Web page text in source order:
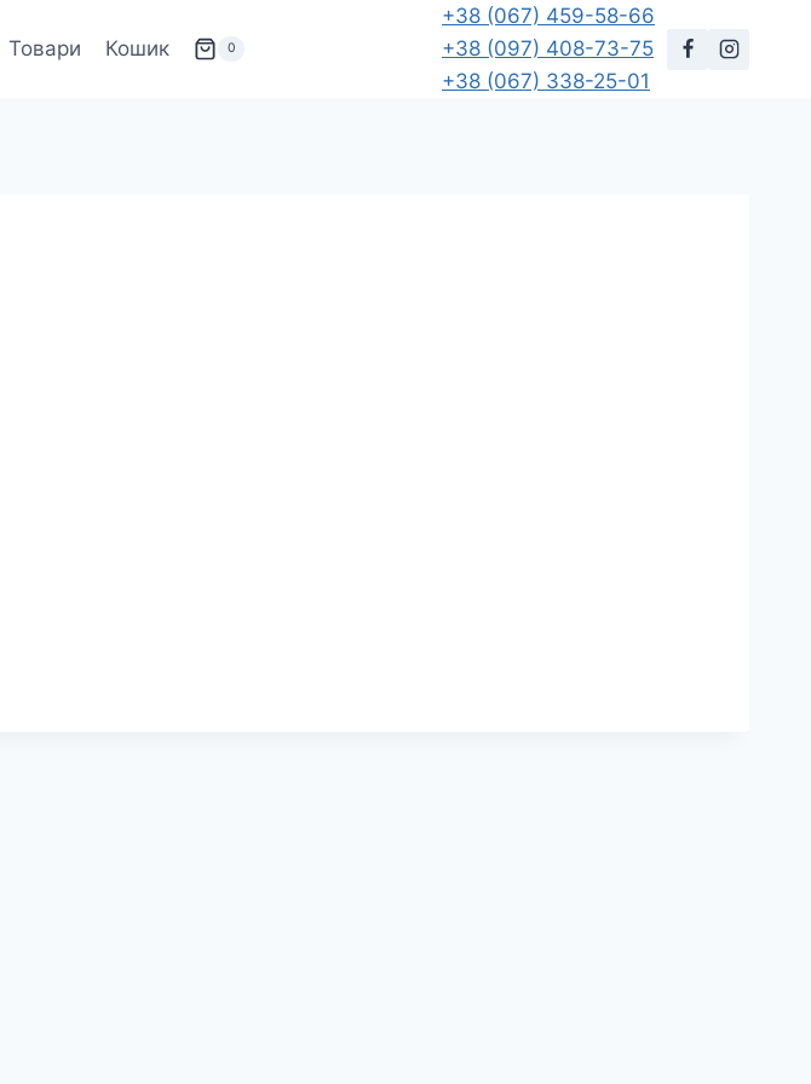
Товари Кошик 0
+38 (067) 459-58-66
+38 (097) 408-73-75
+38 (067) 338-25-01